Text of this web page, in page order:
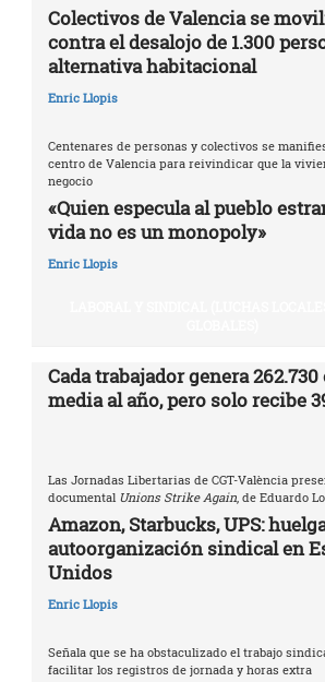
Colectivos de Valencia se
contra el desalojo de 1.300
alternativa habitacional
Enric Llopis
Centenares de personas y colectivos se
centro de Valencia para reivindicar que la
negocio
«Quien especula al pueblo
vida no es un monopoly»
Enric Llopis
Cada trabajador genera 262.730
media al año, pero solo recibe
Las Jornadas Libertarias de CGT-València
documental Unions Strike Again, de Eduardo
Amazon, Starbucks, UPS:
autoorganización sindical en
Unidos
Enric Llopis
Señala que se ha obstaculizado el trabajo
facilitar los registros de jornada y horas extra